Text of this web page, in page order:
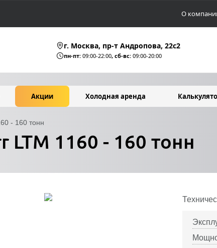
О
г. Москва, пр-т Андропова, 22c2
пн-пт: 09:00-22:00, сб-вс: 09:00-20:00
Акции Холодная аренда
LTM 1160 - 160 тонн
- 160 тонн